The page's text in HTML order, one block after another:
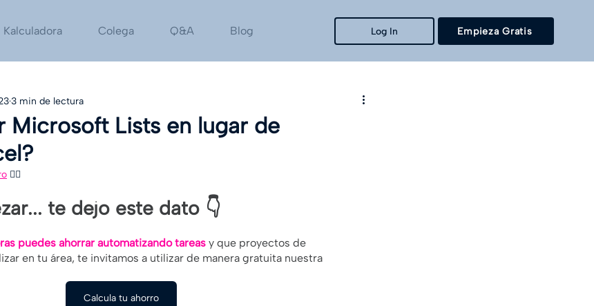
Kalculadora Colega Q&A Blog Log In Empieza Gratis
Microsoft Lists en lugar de
3 min de lectura
🙋‍♀️
te dejo este dato 👇
puedes ahorrar automatizando tareas y que proyectos de
en tu área, te invitamos a utilizar de manera gratuita nuestra
Calcula tu ahorro